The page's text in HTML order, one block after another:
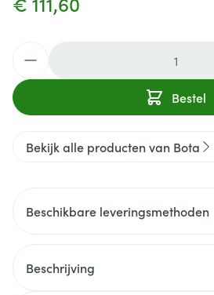
Bestel
Bekijk alle producten van Bota
Beschikbare leveringsmethoden
Beschrijving